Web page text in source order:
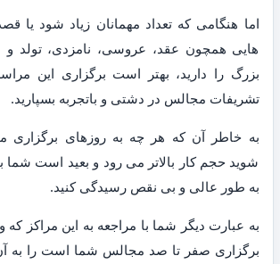
اما هنگامی که تعداد مهمانان زیاد شود یا
هایی همچون عقد، عروسی، نامزدی، تولد
بزرگ را دارید، بهتر است برگزاری این
تشریفات مجالس در دشتی و باتجربه بسپارید.
به خاطر آن که هر چه به روزهای برگزاری
شوید حجم کار بالاتر می رود و بعید است شما
به طور عالی و بی نقص رسیدگی کنید.
به عبارت دیگر شما با مراجعه به این مراکز
برگزاری صفر تا صد مجالس شما است را به